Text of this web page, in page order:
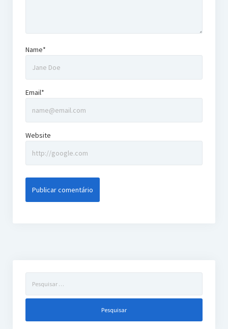
Name*
Email*
Website
por: